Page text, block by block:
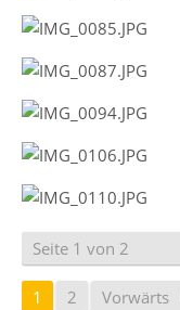
Seite 1 von 2
1 2 Vorwärts